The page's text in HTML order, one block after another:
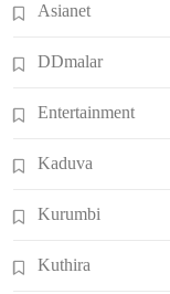
Asianet
DDmalar
Entertainment
Kaduva
Kurumbi
Kuthira